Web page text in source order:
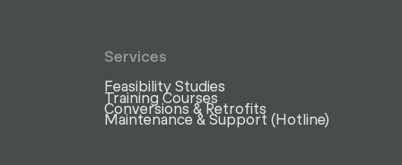
Services
Feasibility Studies
Training Courses
Conversions & Retrofits
Maintenance & Support (Hotline)